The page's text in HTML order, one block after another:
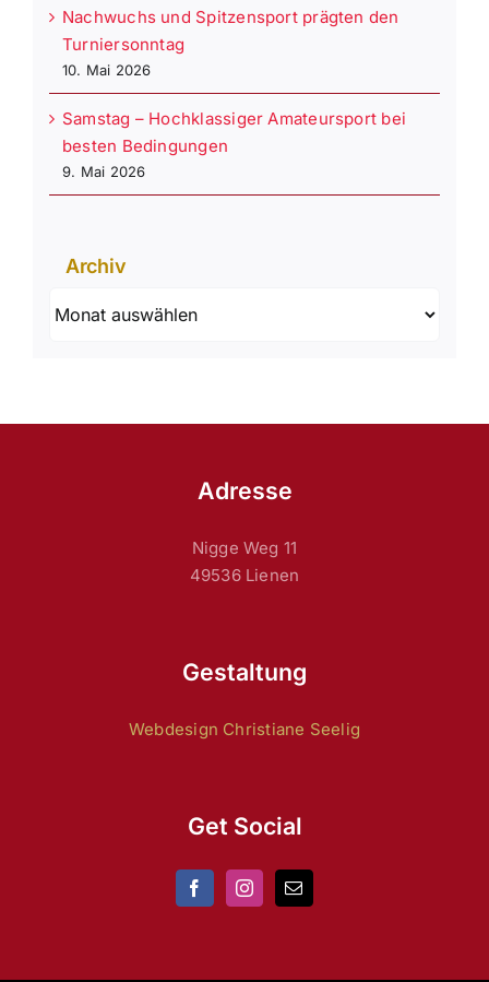
Nachwuchs und Spitzensport prägten den
Turniersonntag
10. Mai 2026
Samstag – Hochklassiger Amateursport bei
besten Bedingungen
9. Mai 2026
Archiv
Adresse
Nigge Weg 11
49536 Lienen
Gestaltung
Webdesign Christiane Seelig
Get Social